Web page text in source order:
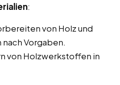
:
von Holz und
Vorgaben.
von Holzwerkstoffen in